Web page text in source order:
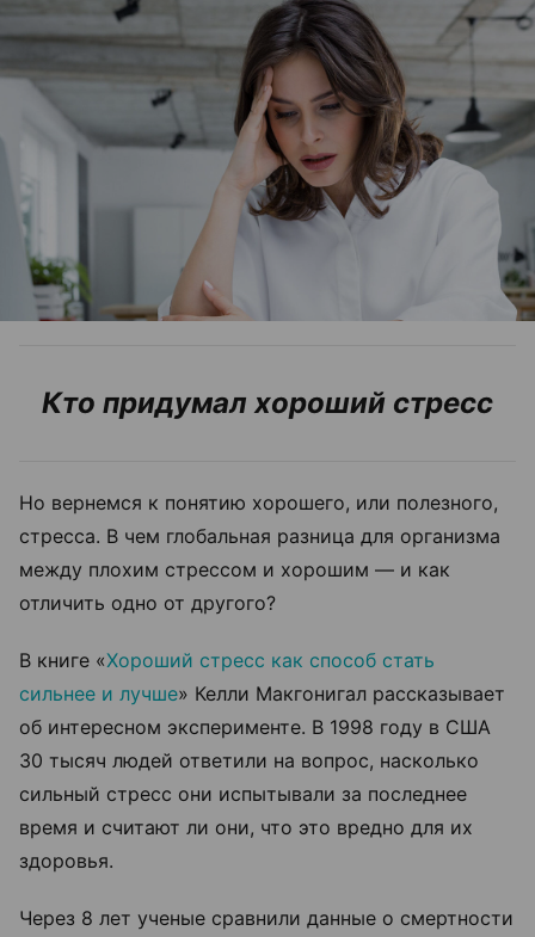
Кто придумал хороший стресс
Но вернемся к понятию хорошего, или полезного,
стресса. В чем глобальная разница для организма
между плохим стрессом и хорошим — и как
отличить одно от другого?
В книге «Хороший стресс как способ стать
сильнее и лучше» Келли Макгонигал рассказывает
об интересном эксперименте. В 1998 году в США
30 тысяч людей ответили на вопрос, насколько
сильный стресс они испытывали за последнее
время и считают ли они, что это вредно для их
здоровья.
Через 8 лет ученые сравнили данные о смертности